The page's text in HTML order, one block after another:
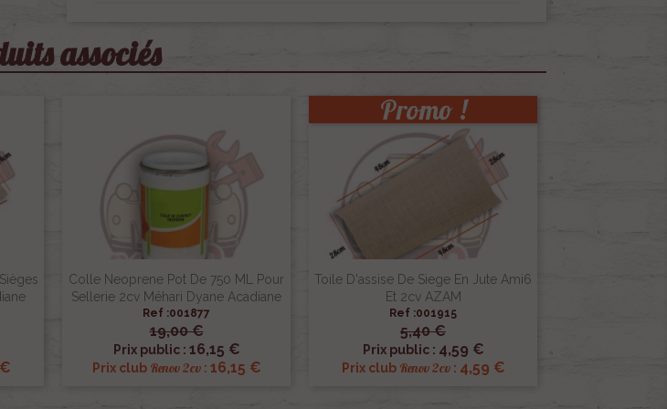
associés
Colle Neoprene Pot De 750 ML Pour
Sellerie 2cv Méhari Dyane Acadiane
Ref :001877
19,00 €
Prix public : 16,15 €
Prix club Renov 2cv: 16,15 €
 Aperçu rapide
Toile D'assise De Siege En Jute Ami6
Et 2cv AZAM
Ref :001915
5,40 €
Prix public : 4,59 €
Prix club Renov 2cv: 4,59 €
Promo !
 Aperçu rapide